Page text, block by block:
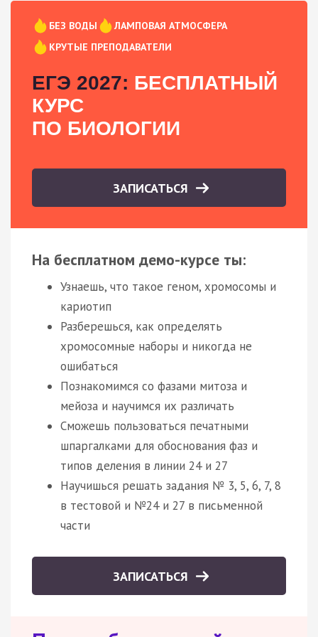
БЕЗ ВОДЫ
ЛАМПОВАЯ АТМОСФЕРА
КРУТЫЕ ПРЕПОДАВАТЕЛИ
ЕГЭ 2027: БЕСПЛАТНЫЙ
КУРС
ПО БИОЛОГИИ
ЗАПИСАТЬСЯ
На бесплатном демо-курсе ты:
Узнаешь, что такое геном, хромосомы и
кариотип
Разберешься, как определять
хромосомные наборы и никогда не
ошибаться
Познакомимся со фазами митоза и
мейоза и научимся их различать
Сможешь пользоваться печатными
шпаргалками для обоснования фаз и
типов деления в линии 24 и 27
Научишься решать задания № 3, 5, 6, 7, 8
в тестовой и №24 и 27 в письменной
части
ЗАПИСАТЬСЯ